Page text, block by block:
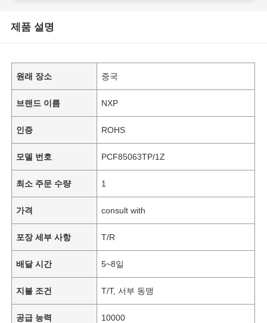
제품 설명
원래 장소 중국
브랜드 이름 NXP
인증 ROHS
모델 번호 PCF85063TP/1Z
최소 주문 수량 1
가격 consult with
포장 세부 사항 T/R
배달 시간 5~8일
지불 조건 T/T, 서부 동맹
공급 능력 10000